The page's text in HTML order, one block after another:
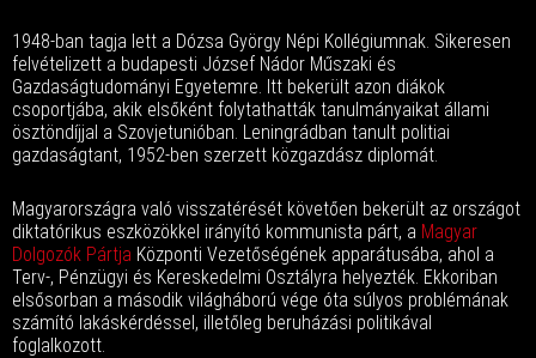
1948-ban tagja lett a Dózsa György Népi Kollégiumnak. Sikeresen
felvételizett a budapesti József Nádor Műszaki és
Gazdaságtudományi Egyetemre. Itt bekerült azon diákok
csoportjába, akik elsőként folytathatták tanulmányaikat állami
ösztöndíjjal a Szovjetunióban. Leningrádban tanult politiai
gazdaságtant, 1952-ben szerzett közgazdász diplomát.
Magyarországra való visszatérését követően bekerült az országot
diktatórikus eszközökkel irányító kommunista párt, a Magyar
Dolgozók Pártja Központi Vezetőségének apparátusába, ahol a
Terv-, Pénzügyi és Kereskedelmi Osztályra helyezték. Ekkoriban
elsősorban a második világháború vége óta súlyos problémának
számító lakáskérdéssel, illetőleg beruházási politikával
foglalkozott.